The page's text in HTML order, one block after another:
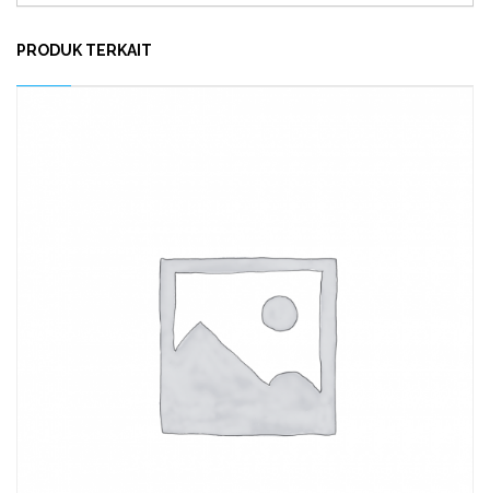
PRODUK TERKAIT